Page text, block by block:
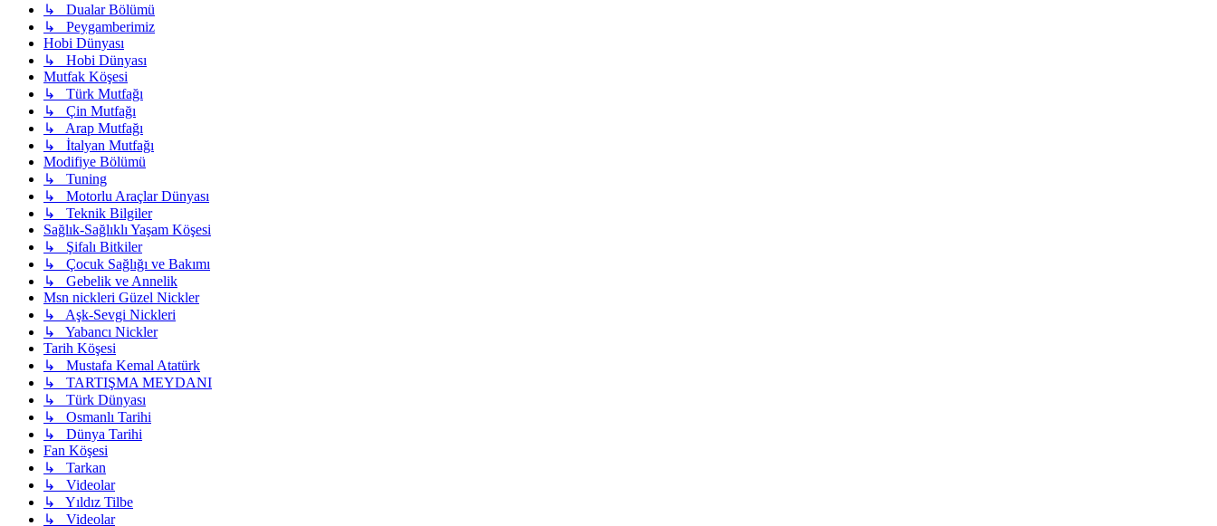
↳ Dualar Bölümü
↳ Peygamberimiz
Hobi Dünyası
↳ Hobi Dünyası
Mutfak Köşesi
↳ Türk Mutfağı
↳ Çin Mutfağı
↳ Arap Mutfağı
↳ İtalyan Mutfağı
Modifiye Bölümü
↳ Tuning
↳ Motorlu Araçlar Dünyası
↳ Teknik Bilgiler
Sağlık-Sağlıklı Yaşam Köşesi
↳ Şifalı Bitkiler
↳ Çocuk Sağlığı ve Bakımı
↳ Gebelik ve Annelik
Msn nickleri Güzel Nickler
↳ Aşk-Sevgi Nickleri
↳ Yabancı Nickler
Tarih Köşesi
↳ Mustafa Kemal Atatürk
↳ TARTIŞMA MEYDANI
↳ Türk Dünyası
↳ Osmanlı Tarihi
↳ Dünya Tarihi
Fan Köşesi
↳ Tarkan
↳ Videolar
↳ Yıldız Tilbe
↳ Videolar